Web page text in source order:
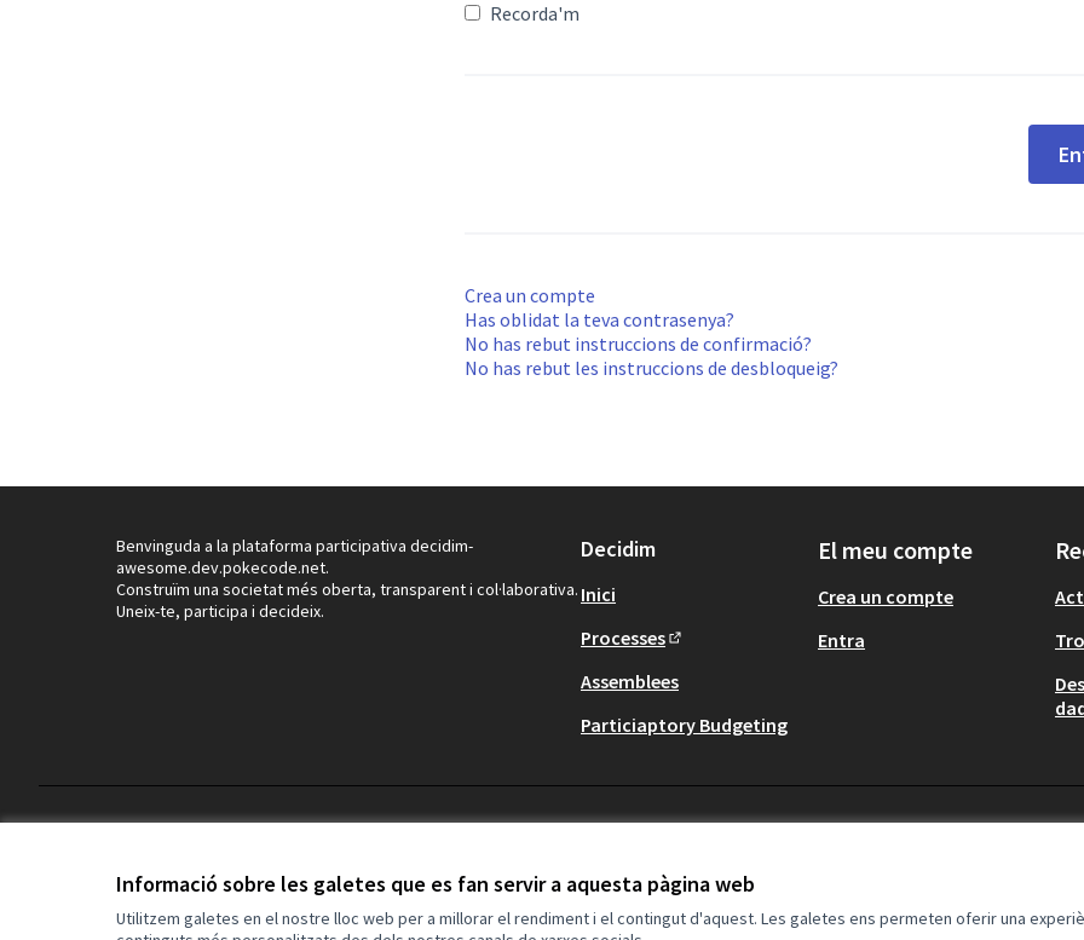
Informació sobre les galetes que es fan servir a aquesta pàgina web
Utilitzem galetes en el nostre lloc web per a millorar el rendiment i el contingut d'aquest. Les galetes ens permeten oferir una
Recorda'm
Crea un compte
Has oblidat la teva contrasenya?
No has rebut instruccions de confirmació?
No has rebut les instruccions de desbloqueig?
Benvinguda a la plataforma participativa decidim-
awesome.dev.pokecode.net.
Construïm una societat més oberta, transparent i col·laborativa.
Uneix-te, participa i decideix.
Decidim
Inici
Processes
(Obrir en una pestanya nova)
Assemblees
Particiaptory Budgeting
El meu compte
Crea un compte
Entra